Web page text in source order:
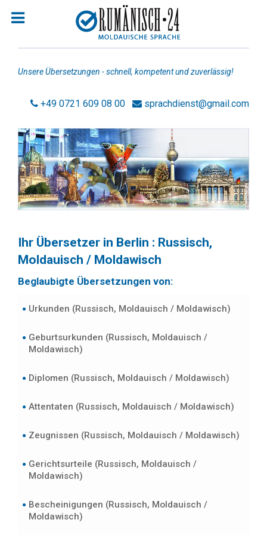
Jobsuche Rumänisch
Übersetzer Rumänisch
Übersetzer Moldauisch
Rechtsanwälte Russisch
Unsere Übersetzungen - schnell, kompetent und zuverlässig!
+49 0721 609 08 00 sprachdienst@gmail.com
Ihr Übersetzer in Berlin : Russisch,
Moldauisch / Moldawisch
Beglaubigte Übersetzungen von:
Urkunden (Russisch, Moldauisch / Moldawisch)
Geburtsurkunden (Russisch, Moldauisch /
Moldawisch)
Diplomen (Russisch, Moldauisch / Moldawisch)
Attentaten (Russisch, Moldauisch / Moldawisch)
Zeugnissen (Russisch, Moldauisch / Moldawisch)
Gerichtsurteile (Russisch, Moldauisch /
Moldawisch)
Bescheinigungen (Russisch, Moldauisch /
Moldawisch)